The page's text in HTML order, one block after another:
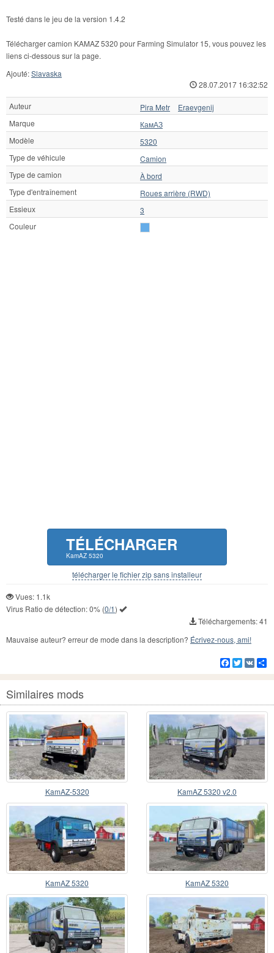
Testé dans le jeu de la version 1.4.2
Télécharger camion KAMAZ 5320 pour Farming Simulator 15, vous pouvez les
liens ci-dessous sur la page.
Ajouté:Slavaska
28.07.2017 16:32:52
Auteur Pira Metr
Eraevgenij
Marque
КамАЗ
Modèle
5320
Type de véhicule
Camion
Type de camion
À bord
Type d'entraînement
Roues arrière (RWD)
Essieux
3
Couleur
TÉLÉCHARGER
KamAZ 5320
télécharger le fichier zip sans installeur
Vues: 1.1k
Virus Ratio de détection:0% (0/1)
Téléchargements: 41
Mauvaise auteur? erreur de mode dans la description? Écrivez-nous, ami!
Facebook
Twitter
VK
Similaires mods
KamAZ-5320 KamAZ 5320 v2.0
KamAZ 5320 KamAZ 5320